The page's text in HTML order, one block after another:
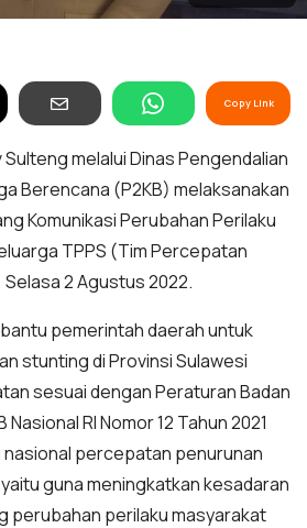
Copy Link
melalui Dinas Pengendalian
Berencana (P2KB) melaksanakan
Komunikasi Perubahan Perilaku
TPPS (Tim Percepatan
2 Agustus 2022.
pemerintah daerah untuk
stunting di Provinsi Sulawesi
sesuai dengan Peraturan Badan
RI Nomor 12 Tahun 2021
percepatan penurunan
guna meningkatkan kesadaran
perubahan perilaku masyarakat